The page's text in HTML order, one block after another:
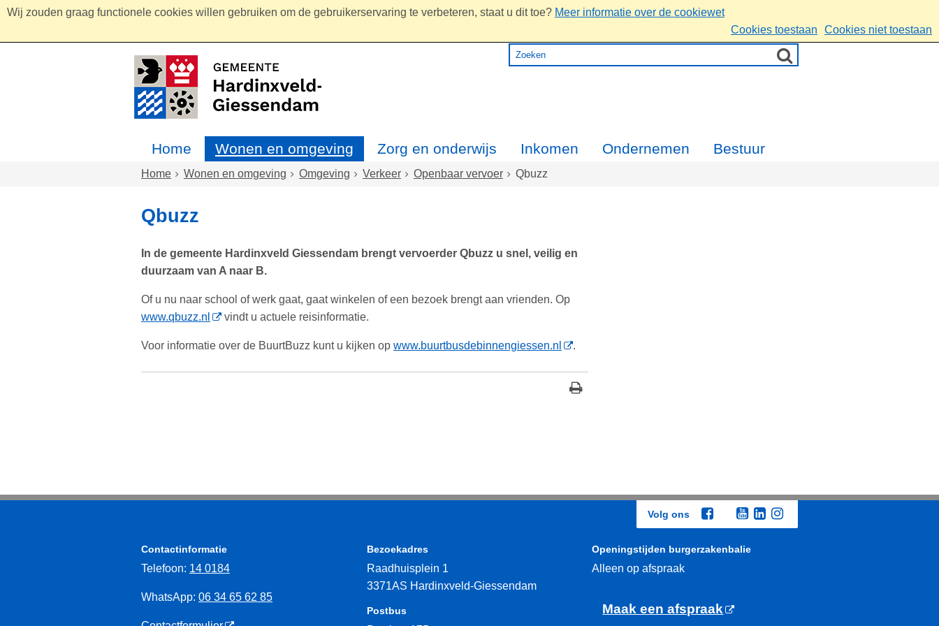
Wij zouden graag functionele cookies willen gebruiken om de gebruikerservaring te verbeteren, staat u dit toe? Meer informatie over de cookiewet
Cookies toestaan
Cookies niet toestaan
Home Wonen en omgeving Zorg en onderwijs Inkomen Ondernemen Bestuur
Home Wonen en omgeving Omgeving Verkeer Openbaar vervoer Qbuzz
Qbuzz
In de gemeente Hardinxveld Giessendam brengt vervoerder Qbuzz u snel, veilig en
duurzaam van A naar B.
Of u nu naar school of werk gaat, gaat winkelen of een bezoek brengt aan vrienden. Op
www.qbuzz.nl
vindt u actuele reisinformatie.
Voor informatie over de BuurtBuzz kunt u kijken op www.buurtbusdebinnengiessen.nl .
Volg ons
Contactinformatie
Telefoon: 14 0184
WhatsApp: 06 34 65 62 85
Bezoekadres
Raadhuisplein 1
3371AS Hardinxveld-Giessendam
Postbus
Openingstijden burgerzakenbalie
Alleen op afspraak
Maak een afspraak